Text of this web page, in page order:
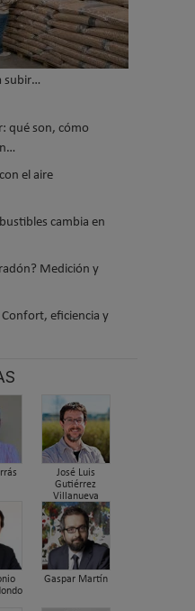
subir…
qué son, cómo
el aire
cambia en
Medición y
Confort, eficiencia y
José Luis
Gutiérrez
Villanueva
Gaspar Martín